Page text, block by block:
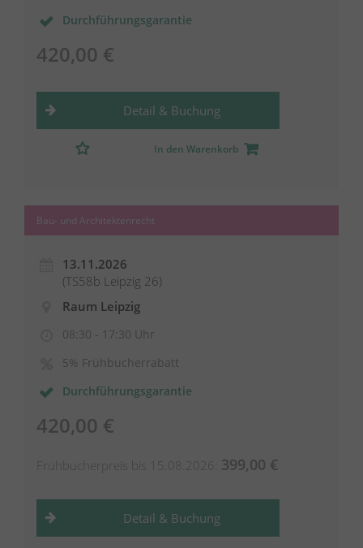
Durchführungsgarantie
420,00 €
Detail & Buchung
In den Warenkorb
Bau- und Architektenrecht
13.11.2026
(TS58b Leipzig 26)
Raum Leipzig
08:30 - 17:30 Uhr
5% Frühbucherrabatt
Durchführungsgarantie
420,00 €
Frühbucherpreis bis 15.08.2026: 399,00 €
Detail & Buchung